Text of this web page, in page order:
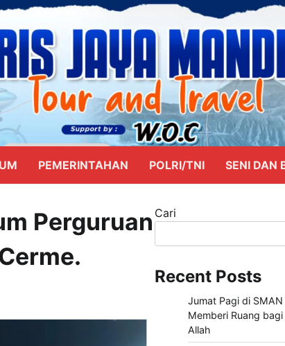
PEMERINTAHAN POLRI/TNI SENI DAN
Perguruan Cari
Recent Posts
Jumat Pagi di SMAN
Memberi Ruang
Allah